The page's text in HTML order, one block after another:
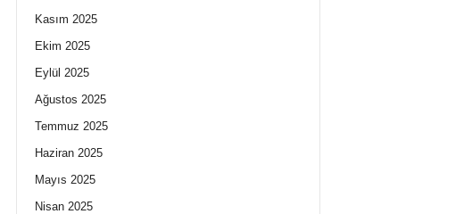
Kasım 2025
Ekim 2025
Eylül 2025
Ağustos 2025
Temmuz 2025
Haziran 2025
Mayıs 2025
Nisan 2025